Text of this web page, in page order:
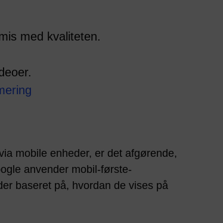
med kvaliteten.
mobile enheder, er det afgørende,
anvender mobil-første-
baseret på, hvordan de vises på